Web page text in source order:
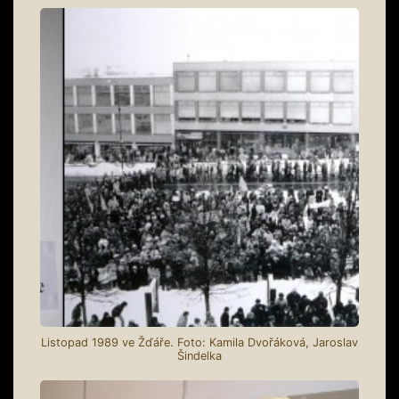
Listopad 1989 ve Žďáře. Foto: Kamila Dvořáková, Jaroslav
Šindelka